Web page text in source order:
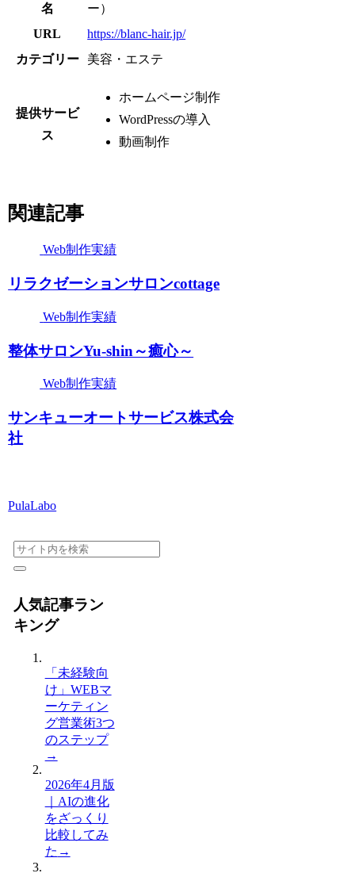
名
ー）
URL
https://blanc-hair.jp/
カテゴリー
美容・エステ
提供サービ
ス
ホームページ制作
WordPressの導入
動画制作
関連記事
Web制作実績
リラクゼーションサロンcottage
Web制作実績
整体サロンYu-shin～癒心～
Web制作実績
サンキューオートサービス株式会
社
PulaLabo
人気記事ラン
キング
「未経験向
け」WEBマ
ーケティン
グ営業術3つ
のステップ
→
2026年4月版
｜AIの進化
をざっくり
比較してみ
た →